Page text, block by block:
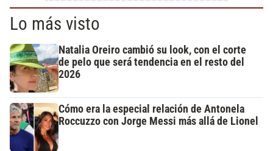
Lo más visto
Natalia Oreiro cambió su look, con el corte
de pelo que será tendencia en el resto del
2026
Cómo era la especial relación de Antonela
Roccuzzo con Jorge Messi más allá de Lionel